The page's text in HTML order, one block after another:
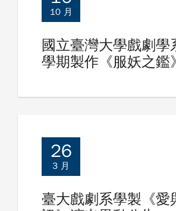
10 月
國立臺灣大學戲劇學
學期製作《服妖之鑑》
26
3 月
臺大戲劇系學製《愛